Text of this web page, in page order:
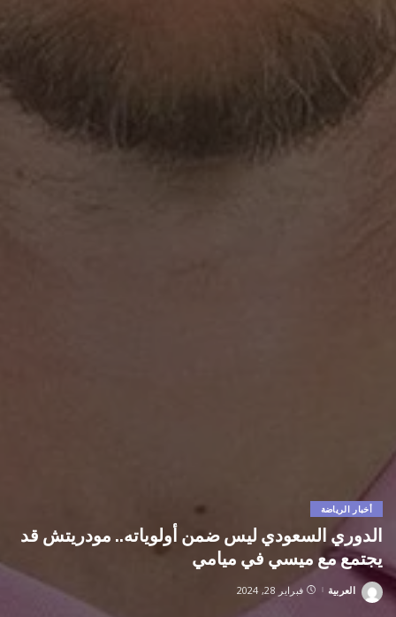
أخبار الرياضة
الدوري السعودي ليس ضمن أولوياته.. مودريتش قد
يجتمع مع ميسي في ميامي
Posted
العربية فبراير 28, 2024